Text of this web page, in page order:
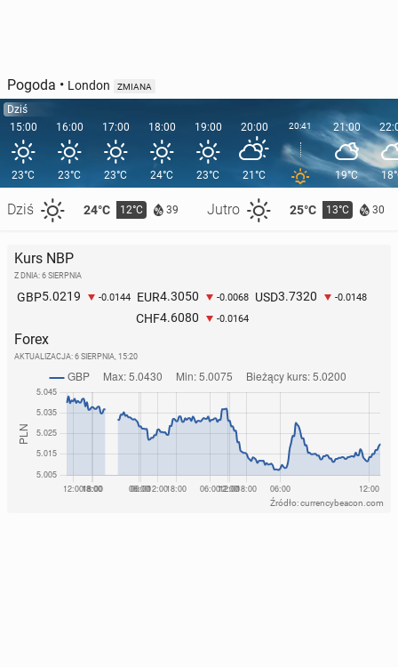
Pogoda • London ZMIANA
Dziś
15:00
23°C
Dziś 24°C 12°C 39 Jutro 25°C 13°C 30
16:00
23°C
17:00
23°C
18:00
24°C
19:00
23°C
20:00
21°C
20:41 21:00
19°C
Kurs NBP
Z DNIA: 6 SIERPNIA
GBP5.0219 -0.0144 EUR4.3050 -0.0068 USD3.7320 -0.0148
CHF4.6080 -0.0164
Forex
AKTUALIZACJA: 6 SIERPNIA, 15:20
Źródło: currencybeacon.com